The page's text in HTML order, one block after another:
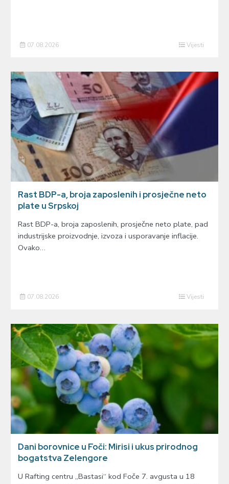
07.08.2026 Vijesti
Rast BDP-a, broja zaposlenih i prosječne neto
plate u Srpskoj
Rast BDP-a, broja zaposlenih, prosječne neto plate, pad
industrijske proizvodnje, izvoza i usporavanje inflacije.
Ovako…
07.08.2026 Vijesti
Dani borovnice u Foči: Mirisi i ukus prirodnog
bogatstva Zelengore
U Rafting centru „Bastasi“ kod Foče 7. avgusta u 18